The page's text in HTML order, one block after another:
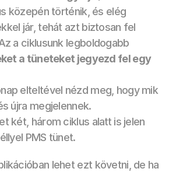
közepén történik, és elég
jár, tehát azt biztosan fel
a ciklusunk legboldogabb
a tüneteket jegyezd fel egy
elteltével nézd meg, hogy mik
újra megjelennek.
két, három ciklus alatt is jelen
PMS tünet.
lehet ezt követni, de ha